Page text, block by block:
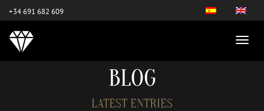
+34 691 682 609
BLOG
LATEST ENTRIES